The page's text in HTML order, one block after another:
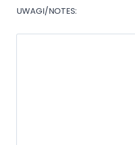
UWAGI/NOTES: